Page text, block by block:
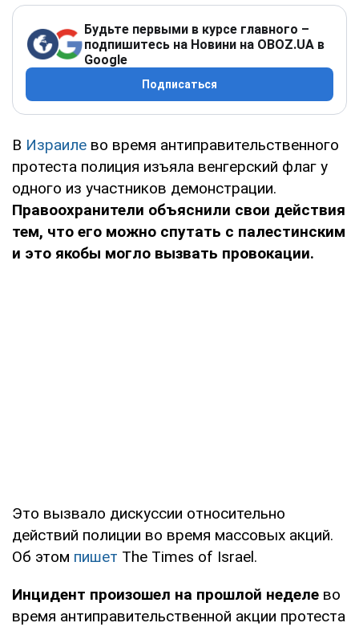
Будьте первыми в курсе главного –
подпишитесь на Новини на OBOZ.UA в
Google
Подписаться
В Израиле во время антиправительственного
протеста полиция изъяла венгерский флаг у
одного из участников демонстрации.
Правоохранители объяснили свои действия
тем, что его можно спутать с палестинским
и это якобы могло вызвать провокации.
Это вызвало дискуссии относительно
действий полиции во время массовых акций.
Об этом пишет The Times of Israel.
Инцидент произошел на прошлой неделе во
время антиправительственной акции протеста